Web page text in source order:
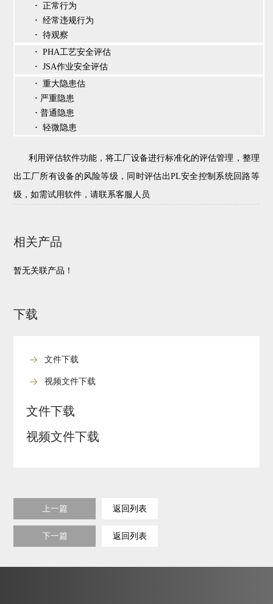
·
正常行为
·
经常违规行为
·
待观察
·
PHA工艺安全评估
·
JSA作业安全评估
·
重大隐患估
· 严重隐患
· 普通隐患
·
轻微隐患
利用评估软件功能，将工厂设备进行标准化的评估管理，整理
出工厂所有设备的风险等级，同时评估出PL安全控制系统回路等
级，如需试用软件，请联系客服人员
相关产品
暂无关联产品！
下载
文件下载
视频文件下载
文件下载
视频文件下载
上一篇 返回列表
下一篇 返回列表